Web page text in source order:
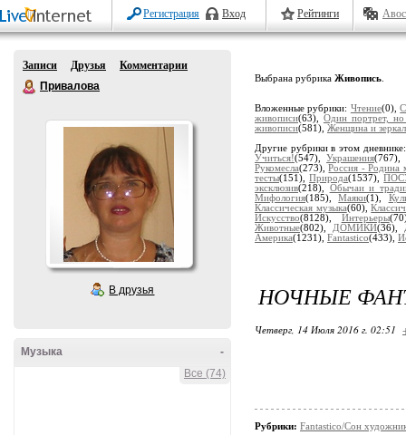
Регистрация Вход Рейтинги
Записи Друзья
Комментарии
Привалова
В друзья
-
Музыка
Все (74)
Выбрана рубрика Живопись
Вложенные рубрики: Чтение(0),
живописи(63), Один портрет, но
живописи(581), Женщина и
Другие рубрики в этом
Учиться!(547),Украшения(767),
Рукомесла(273),Россия - Родина
тесты(151),Природа(1537),
эксклюзив(218), Обычаи и
Мифология(185),Маяки(1),
Классическая музыка(60),
Искусство(8128), Интерьеры
Животные(802), ДОМИКИ(36),
Америка(1231), Fantastico(433),
НОЧНЫЕ
Четверг, 14 Июля 2016 г. 02:51
Рубрики: Fantastico/Сон